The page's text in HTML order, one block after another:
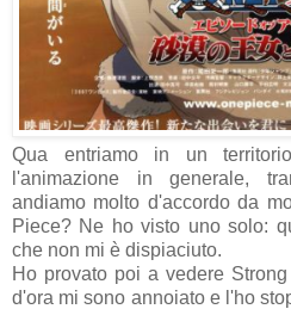
Qua entriamo in un
l'animazione in generale,
andiamo molto d'accordo da
Piece? Ne ho visto uno solo:
che non mi è dispiaciuto.
Ho provato poi a vedere
d'ora mi sono annoiato e l'ho